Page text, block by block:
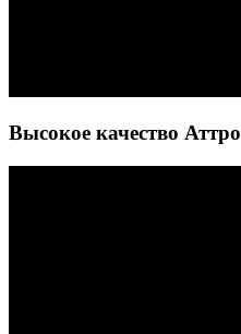
Высокое качество Аттро